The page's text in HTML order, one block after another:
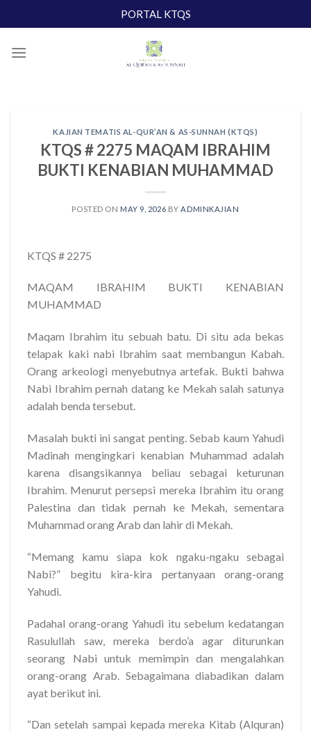
to
PORTAL KTQS
KAJIAN TEMATIS AL-QUR’AN & AS-SUNNAH (KTQS)
KTQS # 2275 MAQAM IBRAHIM
BUKTI KENABIAN MUHAMMAD
POSTED ON MAY 9, 2026 BY ADMINKAJIAN
KTQS # 2275
MAQAM IBRAHIM BUKTI KENABIAN
MUHAMMAD
Maqam Ibrahim itu sebuah batu. Di situ ada bekas
telapak kaki nabi Ibrahim saat membangun Kabah.
Orang arkeologi menyebutnya artefak. Bukti bahwa
Nabi Ibrahim pernah datang ke Mekah salah satunya
adalah benda tersebut.
Masalah bukti ini sangat penting. Sebab kaum Yahudi
Madinah mengingkari kenabian Muhammad adalah
karena disangsikannya beliau sebagai keturunan
Ibrahim. Menurut persepsi mereka Ibrahim itu orang
Palestina dan tidak pernah ke Mekah, sementara
Muhammad orang Arab dan lahir di Mekah.
“Memang kamu siapa kok ngaku-ngaku sebagai
Nabi?” begitu kira-kira pertanyaan orang-orang
Yahudi.
Padahal orang-orang Yahudi itu sebelum kedatangan
Rasulullah saw, mereka berdo’a agar diturunkan
seorang Nabi untuk memimpin dan mengalahkan
orang-orang Arab. Sebagaimana diabadikan dalam
ayat berikut ini.
“Dan setelah sampai kepada mereka Kitab (Alquran)